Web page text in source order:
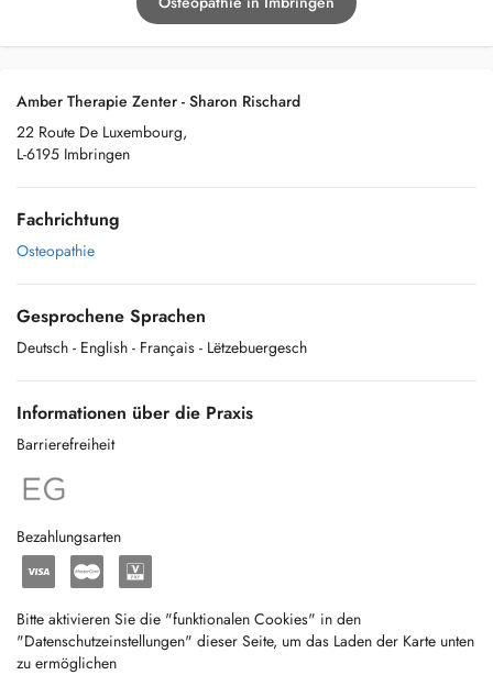
Amber Therapie Zenter - Sharon Rischard
22 Route De Luxembourg,
L-6195 Imbringen
Fachrichtung
Osteopathie
Gesprochene Sprachen
Deutsch - English - Français - Lëtzebuergesch
Informationen über die Praxis
Barrierefreiheit
Bezahlungsarten
Bitte aktivieren Sie die "funktionalen Cookies" in den
"Datenschutzeinstellungen" dieser Seite, um das Laden der Karte unten
zu ermöglichen